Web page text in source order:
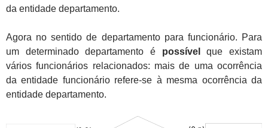
da entidade departamento.
Agora no sentido de departamento para funcionário. Para
um determinado departamento é possível
que existam
vários funcionários relacionados: mais de uma ocorrência
da entidade funcionário refere-se à mesma ocorrência da
entidade departamento.